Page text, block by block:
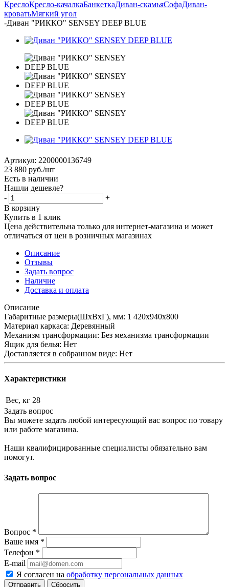
КреслоКресло-качалкаБанкеткаДиван-скамьяСофаДиван-
кроватьМягкий угол
-Диван "РИККО" SENSEY DEEP BLUE
Артикул: 2200000136749
23 880 руб./шт
Есть в наличии
Нашли дешевле?
-
+
В корзину
Купить в 1 клик
Цена действительна только для интернет-магазина и может
отличаться от цен в розничных магазинах
Описание
Отзывы
Задать вопрос
Наличие
Доставка и оплата
Описание
Габаритные размеры(ШхВхГ), мм: 1 420х940х800
Материал каркаса: Деревянный
Механизм трансформации: Без механизма трансформации
Ящик для белья: Нет
Доставляется в собранном виде: Нет
Характеристики
Вес, кг 28
Задать вопрос
Вы можете задать любой интересующий вас вопрос по товару
или работе магазина.
Наши квалифицированные специалисты обязательно вам
помогут.
Задать вопрос
Вопрос *
Ваше имя *
Телефон *
E-mail
Я согласен на обработку персональных данных
Сбросить